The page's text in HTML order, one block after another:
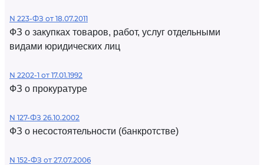
N 223-ФЗ от 18.07.2011
ФЗ о закупках товаров, работ, услуг отдельными
видами юридических лиц
N 2202-1 от 17.01.1992
ФЗ о прокуратуре
N 127-ФЗ 26.10.2002
ФЗ о несостоятельности (банкротстве)
N 152-ФЗ от 27.07.2006